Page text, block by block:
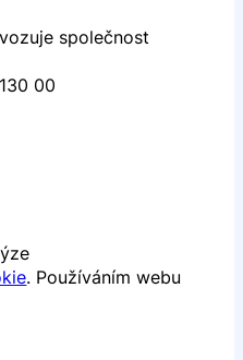
společnost
00
. Používáním webu